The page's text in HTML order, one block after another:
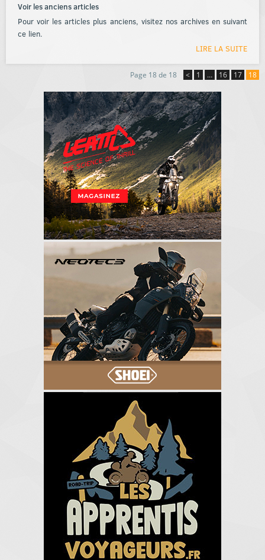
Voir les anciens articles
Pour voir les articles plus anciens, visitez nos archives en suivant
ce lien.
LIRE LA SUITE
Page 18 de 18 < 1 … 16 17 18